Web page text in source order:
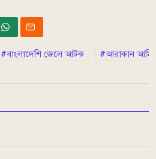
বাংলাদেশি জেলে আটক আরাকান আর্মি